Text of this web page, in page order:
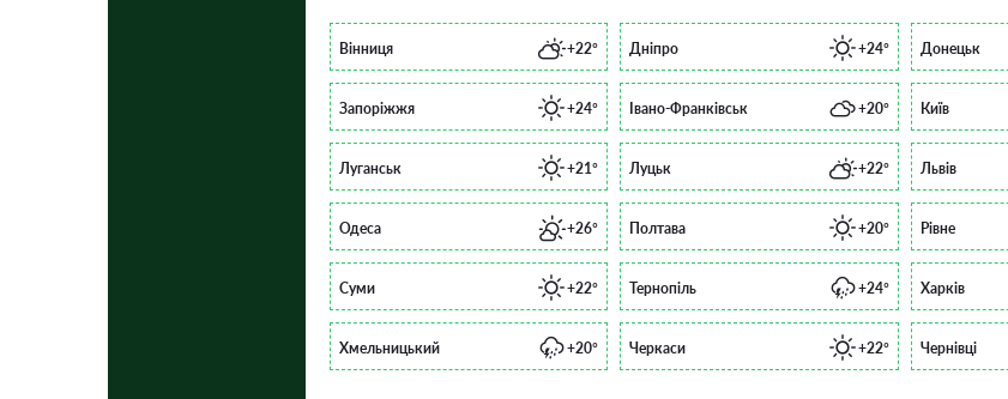
Вінниця +22° Дніпро +24° Донецьк
Запоріжжя +24° Івано-Франківськ +20° Київ
Луганськ +21° Луцьк +22° Львів
Одеса +26° Полтава +20° Рівне
Суми +22° Тернопіль +24° Харків
Хмельницький +20° Черкаси +22° Чернівці